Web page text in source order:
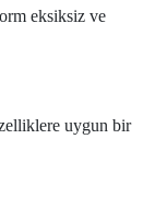
eksiksiz ve
uygun bir